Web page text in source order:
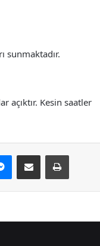
sunmaktadır.
açıktır. Kesin saatler
Messenger
E-Posta ile paylaş Yazdır